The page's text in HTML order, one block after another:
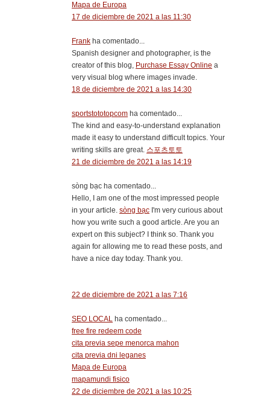
Mapa de Europa
17 de diciembre de 2021 a las 11:30
Frank ha comentado...
Spanish designer and photographer, is the
creator of this blog, Purchase Essay Online a
very visual blog where images invade.
18 de diciembre de 2021 a las 14:30
sportstototopcom ha comentado...
The kind and easy-to-understand explanation
made it easy to understand difficult topics. Your
writing skills are great. 스포츠토토
21 de diciembre de 2021 a las 14:19
sòng bạc ha comentado...
Hello, I am one of the most impressed people
in your article. sòng bạc I'm very curious about
how you write such a good article. Are you an
expert on this subject? I think so. Thank you
again for allowing me to read these posts, and
have a nice day today. Thank you.
22 de diciembre de 2021 a las 7:16
SEO LOCAL ha comentado...
free fire redeem code
cita previa sepe menorca mahon
cita previa dni leganes
Mapa de Europa
mapamundi fisico
22 de diciembre de 2021 a las 10:25